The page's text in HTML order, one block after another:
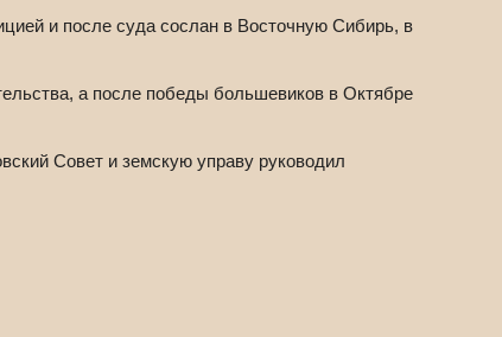
и после суда сослан в Восточную Сибирь, в
а после победы большевиков в Октябре
Совет и земскую управу руководил